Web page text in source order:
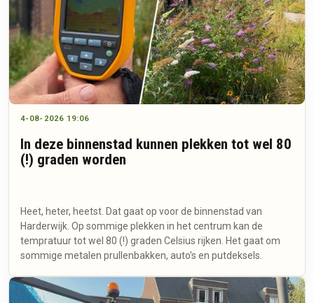
4-08-2026 19:06
In deze binnenstad kunnen plekken tot wel 80
(!) graden worden
Heet, heter, heetst. Dat gaat op voor de binnenstad van
Harderwijk. Op sommige plekken in het centrum kan de
tempratuur tot wel 80 (!) graden Celsius rijken. Het gaat om
sommige metalen prullenbakken, auto's en putdeksels.